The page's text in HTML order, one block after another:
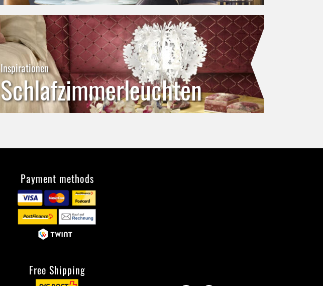
Inspirationen
Schlafzimmerleuchten
Payment methods
Free Shipping